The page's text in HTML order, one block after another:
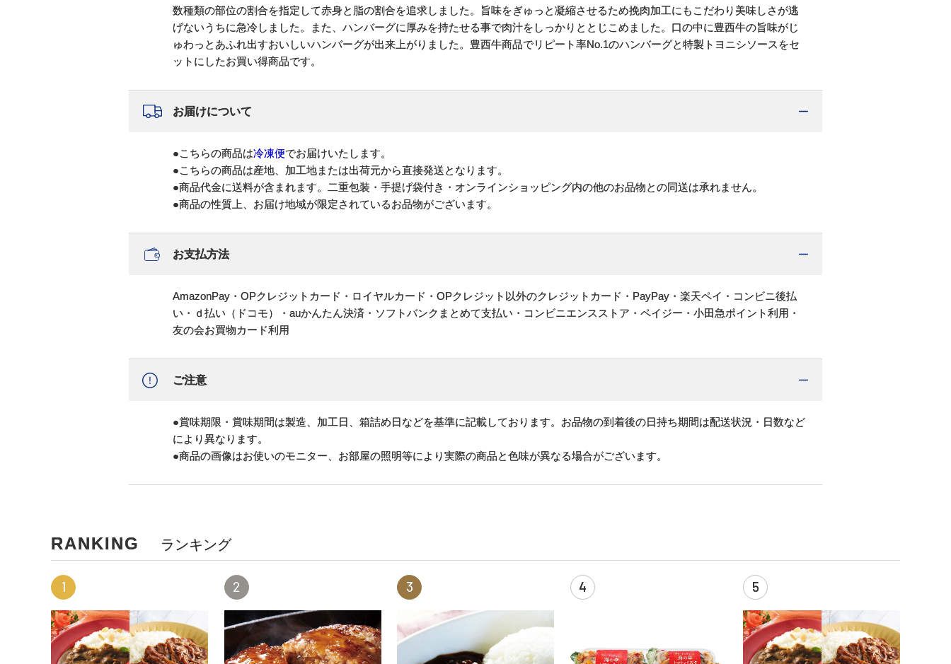
数種類の部位の割合を指定して赤身と脂の割合を追求しました。旨味をぎゅっと凝縮させるため挽肉加工にもこだわり美味しさが逃
げないうちに急冷しました。また、ハンバーグに厚みを持たせる事で肉汁をしっかりととじこめました。口の中に豊西牛の旨味がじ
ゅわっとあふれ出すおいしいハンバーグが出来上がりました。豊西牛商品でリピート率No.1のハンバーグと特製トヨニシソースをセ
ットにしたお買い得商品です。
お届けについて
●こちらの商品は冷凍便でお届けいたします。
●こちらの商品は産地、加工地または出荷元から直接発送となります。
●商品代金に送料が含まれます。二重包装・手提げ袋付き・オンラインショッピング内の他のお品物との同送は承れません。
●商品の性質上、お届け地域が限定されているお品物がございます。
お支払方法
AmazonPay・OPクレジットカード・ロイヤルカード・OPクレジット以外のクレジットカード・PayPay・楽天ペイ・コンビニ後払
い・ｄ払い（ドコモ）・auかんたん決済・ソフトバンクまとめて支払い・コンビニエンスストア・ペイジー・小田急ポイント利用・
友の会お買物カード利用
ご注意
●賞味期限・賞味期間は製造、加工日、箱詰め日などを基準に記載しております。お品物の到着後の日持ち期間は配送状況・日数など
により異なります。
●商品の画像はお使いのモニター、お部屋の照明等により実際の商品と色味が異なる場合がございます。
RANKING ランキング
1 2 3 4 5